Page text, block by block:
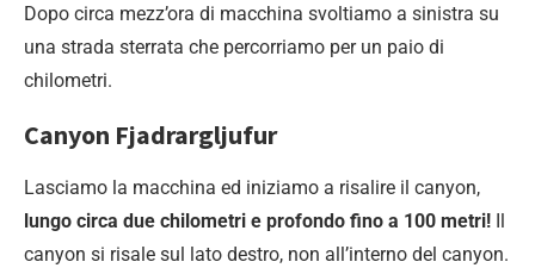
Dopo circa mezz’ora di macchina svoltiamo a sinistra su
una strada sterrata che percorriamo per un paio di
chilometri.
Canyon Fjadrargljufur
Lasciamo la macchina ed iniziamo a risalire il canyon,
lungo circa due chilometri e profondo fino a 100 metri! Il
canyon si risale sul lato destro, non all’interno del canyon.